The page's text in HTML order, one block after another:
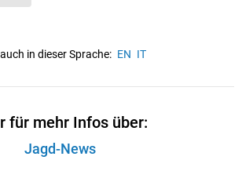
in dieser Sprache: EN IT
für mehr Infos über:
Jagd-News